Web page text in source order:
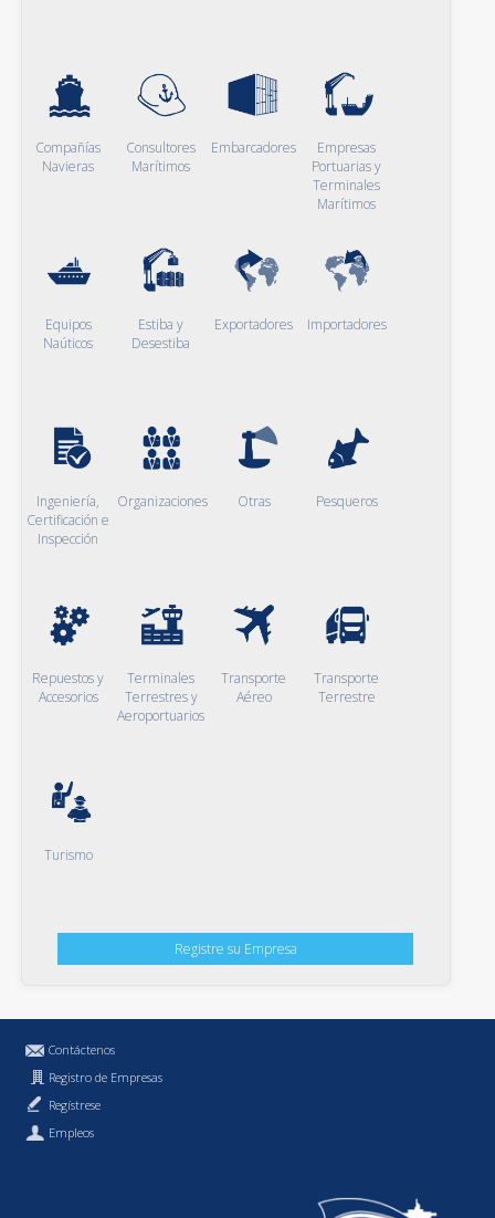
Compañías
Navieras
Consultores
Marítimos
Embarcadores
Empresas
Portuarias y
Terminales
Marítimos
Equipos
Naúticos
Estiba y
Desestiba
Exportadores Importadores
Ingeniería,
Certificación e
Inspección
Organizaciones Otras Pesqueros
Repuestos y
Accesorios
Terminales
Terrestres y
Aeroportuarios
Transporte
Aéreo
Transporte
Terrestre
Turismo
Registre su Empresa
Contáctenos
Registro de Empresas
Regístrese
Empleos